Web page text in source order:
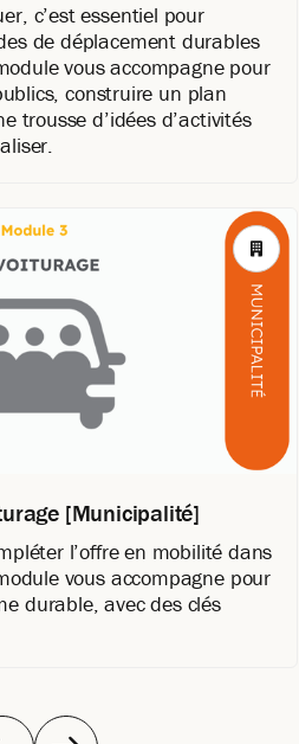
c’est essentiel pour
de déplacement durables
vous accompagne pour
construire un plan
trousse d’idées d’activités
[Municipalité]
l’offre en mobilité dans
vous accompagne pour
durable, avec des clés